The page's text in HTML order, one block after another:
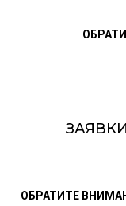
ОБРАТИТЕ